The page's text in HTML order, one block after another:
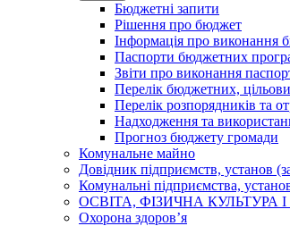
Бюджетні запити
Рішення про бюджет
Інформація про виконання
Паспорти бюджетних
Звіти про виконання
Перелік бюджетних,
Перелік розпорядників та
Надходження та
Прогноз бюджету громади
Комунальне майно
Довідник підприємств, установ
Комунальні підприємства,
ОСВІТА, ФІЗИЧНА КУЛЬТУРА
Охорона здоров’я